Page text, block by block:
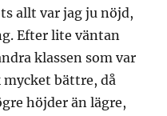
allt var jag ju nöjd,
Efter lite väntan
klassen som var
bättre, då
höjder än lägre,